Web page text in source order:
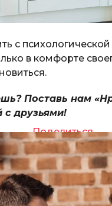
с
в комфорте
Поставь нам
с друзьями!
Поделиться